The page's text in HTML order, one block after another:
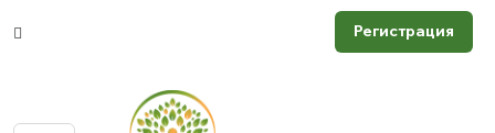
Регистрация